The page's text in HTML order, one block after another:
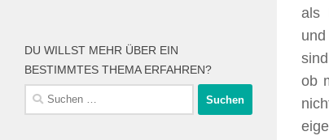
als
ob
DU WILLST MEHR ÜBER EIN
BESTIMMTES THEMA ERFAHREN?
Suche
nach: